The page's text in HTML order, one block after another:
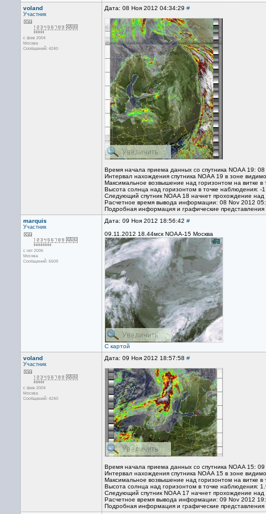
voland
Участник
с фев 2004
Москва
Сообщений: 4240
Дата: 08 Ноя 2012 04:34:29 #
Время начала приема данных со спутника NOAA 19:
Интервал нахождения спутника NOAA 19 в зоне
Максимальное возвышение над горизонтом на витке в
Высота солнца над горизонтом в точке наблюдения: -
Следующий спутник NOAA 18 начнет прохождение
Расчетное время вывода информации: 08 Nov 2012
Подробная информация и графические представления
marquis
Участник
с окт 2006
Москва
Сообщений: 6509
Дата: 09 Ноя 2012 18:56:42 #
09.11.2012 18.44мск NOAA-15 Москва
С картой
voland
Участник
с фев 2004
Москва
Сообщений: 4240
Дата: 09 Ноя 2012 18:57:58 #
Время начала приема данных со спутника NOAA 15:
Интервал нахождения спутника NOAA 15 в зоне
Максимальное возвышение над горизонтом на витке в
Высота солнца над горизонтом в точке наблюдения:
Следующий спутник NOAA 17 начнет прохождение
Расчетное время вывода информации: 09 Nov 2012
Подробная информация и графические представления